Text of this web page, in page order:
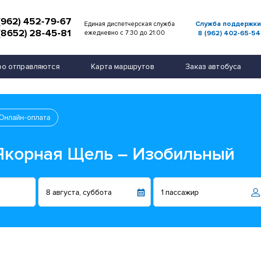
452-79-67
28-45-81
Единая диспетчерская служба
ежедневно с 7:30 до 21:00
Служба поддержки
8 (962) 402-65-54
отправляются Карта маршрутов Заказ автобуса
оплата
Щель – Изобильный